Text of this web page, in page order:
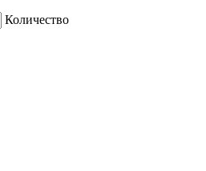
Количество